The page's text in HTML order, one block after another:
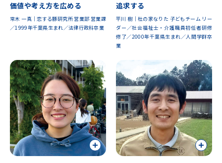
価値や考え方を広める
常木 一真｜恋する豚研究所 営業部 営業課
／1999年千葉県生まれ／法律行政科卒業
追求する
平川 樹｜杜の家なりた 子どもチーム リー
ダー／社会福祉士・介護職員初任者研修
修了／2000年千葉県生まれ／人間学群卒
業